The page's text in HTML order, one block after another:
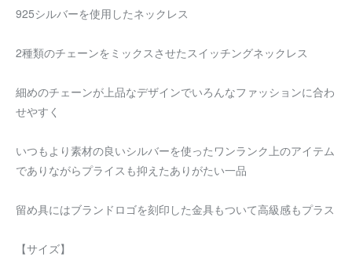
925シルバーを使用したネックレス
2種類のチェーンをミックスさせたスイッチングネックレス
細めのチェーンが上品なデザインでいろんなファッションに合わ
せやすく
いつもより素材の良いシルバーを使ったワンランク上のアイテム
でありながらプライスも抑えたありがたい一品
留め具にはブランドロゴを刻印した金具もついて高級感もプラス
【サイズ】